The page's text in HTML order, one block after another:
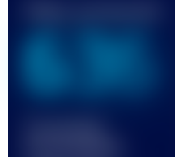
636